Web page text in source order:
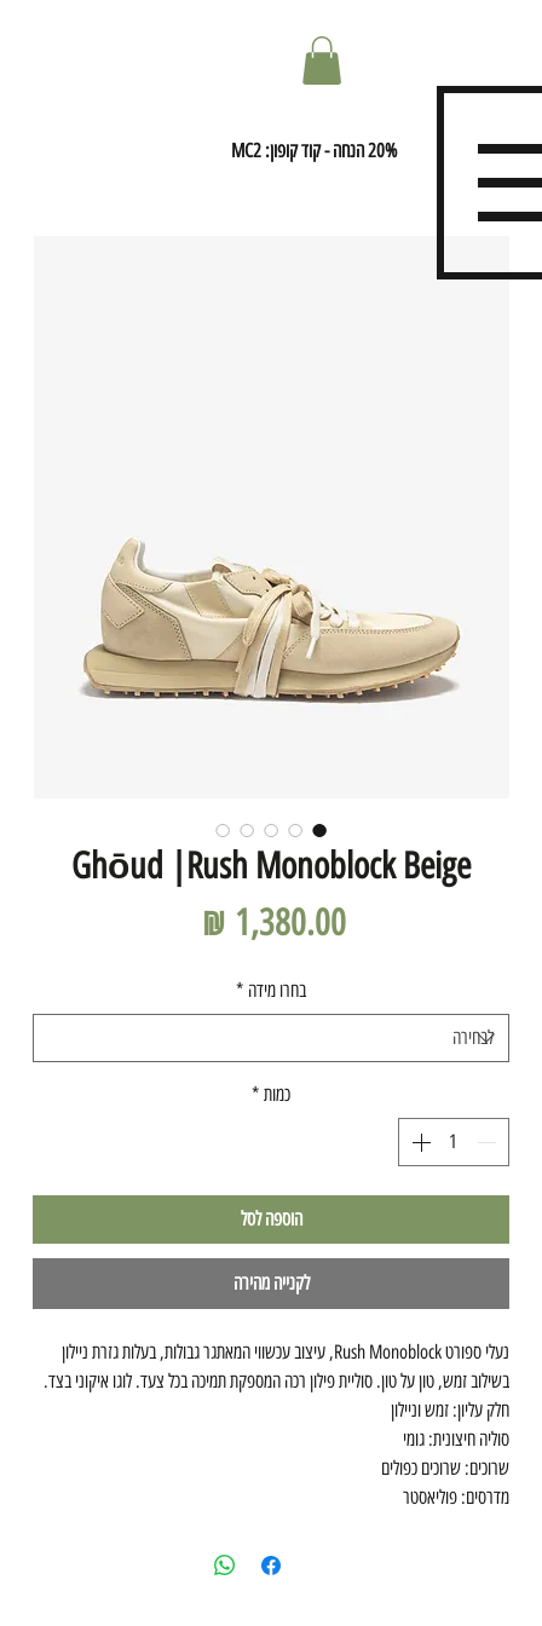
Ghōud |Rush Monoblock Beige
בחרו מידה *
כמות *
הוספה לסל
לקנייה מהירה
נעלי ספורט Rush Monoblock, עיצוב עכשווי המאתגר גבולות, בעלות גזרת ניילון
בשילוב זמש, טון על טון. סוליית פילון רכה המספקת תמיכה בכל צעד. לוגו איקוני בצד.
חלק עליון: זמש וניילון
סוליה חיצונית: גומי
שרוכים: שרוכים כפולים
מדרסים: פוליאסטר
20% הנחה - קוד קופון: MC2